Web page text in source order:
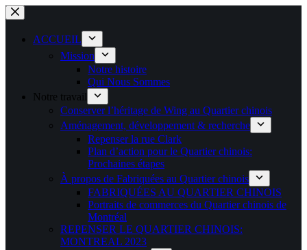
Passer
au
contenuACCUEIL
Mission
Notre histoire
Qui Nous Sommes
Notre travail
Conserver l’héritage de Wing au Quartier chinois
Aménagement, développement & recherche
Repenser la rue Clark
Plan d’action pour le Quartier chinois:
Prochaines étapes
À propos de Fabriquées au Quartier chinois
FABRIQUÉES AU QUARTIER CHINOIS
Portraits de commerces du Quartier chinois de
Montréal
REPENSER LE QUARTIER CHINOIS:
MONTREAL 2023